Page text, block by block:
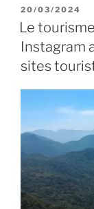
P
U
B
L
É
20/03/2024
Le
Instagram
sites